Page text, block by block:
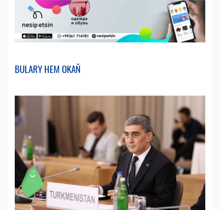
BULARY HEM OKAŇ